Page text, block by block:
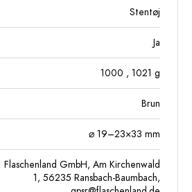
Stentøj
Ja
1000 , 1021 g
Brun
⌀ 19–23×33 mm
Flaschenland GmbH, Am Kirchenwald
1, 56235 Ransbach-Baumbach,